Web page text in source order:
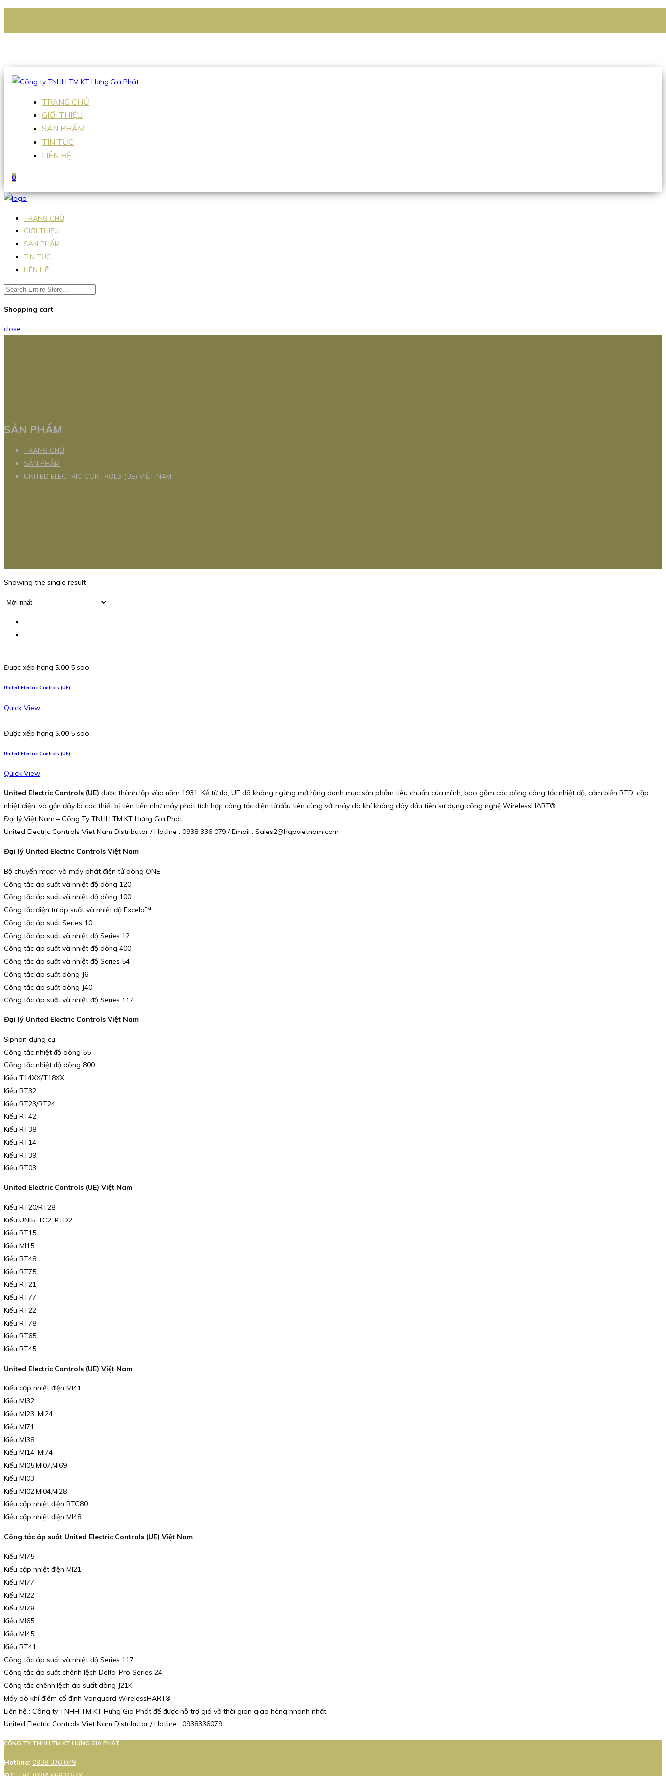
Hotline:0938 336 079
TRANG CHỦ
GIỚI THIỆU
SẢN PHẨM
TIN TỨC
LIÊN HỆ
0
TRANG CHỦ
GIỚI THIỆU
SẢN PHẨM
TIN TỨC
LIÊN HỆ
Shopping cart
close
SẢN PHẨM
TRANG CHỦ
SẢN PHẨM
UNITED ELECTRIC CONTROLS (UE) VIỆT NAM
Showing the single result
Được xếp hạng 5.00 5 sao
United Electric Controls (UE)
Quick View
Được xếp hạng 5.00 5 sao
United Electric Controls (UE)
Quick View
United Electric Controls (UE) được thành lập vào năm 1931. Kể từ đó, UE đã không ngừng mở rộng danh mục sản phẩm tiêu chuẩn của mình, bao gồm các dòng công tắc nhiệt độ, cảm biến RTD, cặp
nhiệt điện, và gần đây là các thiết bị tiên tiến như máy phát tích hợp công tắc điện tử đầu tiên cùng với máy dò khí không dây đầu tiên sử dụng công nghệ WirelessHART®.
Đại lý Việt Nam – Công Ty TNHH TM KT Hưng Gia Phát
United Electric Controls Viet Nam Distributor / Hotline : 0938 336 079 / Email : Sales2@hgpvietnam.com
Đại lý United Electric Controls Việt Nam
Bộ chuyển mạch và máy phát điện tử dòng ONE
Công tắc áp suất và nhiệt độ dòng 120
Công tắc áp suất và nhiệt độ dòng 100
Công tắc điện tử áp suất và nhiệt độ Excela™
Công tắc áp suất Series 10
Công tắc áp suất và nhiệt độ Series 12
Công tắc áp suất và nhiệt độ dòng 400
Công tắc áp suất và nhiệt độ Series 54
Công tắc áp suất dòng J6
Công tắc áp suất dòng J40
Công tắc áp suất và nhiệt độ Series 117
Đại lý United Electric Controls Việt Nam
Siphon dụng cụ
Công tắc nhiệt độ dòng 55
Công tắc nhiệt độ dòng 800
Kiểu T14XX/T18XX
Kiểu RT32
Kiểu RT23/RT24
Kiểu RT42
Kiểu RT38
Kiểu RT14
Kiểu RT39
Kiểu RT03
United Electric Controls (UE) Việt Nam
Kiểu RT20/RT28
Kiểu UNI5-,TC2, RTD2
Kiểu RT15
Kiểu MI15
Kiểu RT48
Kiểu RT75
Kiểu RT21
Kiểu RT77
Kiểu RT22
Kiểu RT78
Kiểu RT65
Kiểu RT45
United Electric Controls (UE) Việt Nam
Kiểu cặp nhiệt điện MI41
Kiểu MI32
Kiểu MI23, MI24
Kiểu MI71
Kiểu MI38
Kiểu MI14, MI74
Kiểu MI05,MI07,MI69
Kiểu MI03
Kiểu MI02,MI04,MI28
Kiểu cặp nhiệt điện BTC80
Kiểu cặp nhiệt điện MI48
Công tắc áp suất United Electric Controls (UE) Việt Nam
Kiểu MI75
Kiểu cặp nhiệt điện MI21
Kiểu MI77
Kiểu MI22
Kiểu MI78
Kiểu MI65
Kiểu MI45
Kiểu RT41
Công tắc áp suất và nhiệt độ Series 117
Công tắc áp suất chênh lệch Delta-Pro Series 24
Công tắc chênh lệch áp suất dòng J21K
Máy dò khí điểm cố định Vanguard WirelessHART®
Liên hệ : Công ty TNHH TM KT Hưng Gia Phát để được hỗ trợ giá và thời gian giao hàng nhanh nhất.
United Electric Controls Viet Nam Distributor / Hotline : 0938336079
CÔNG TY TNHH TM KT HƯNG GIA PHÁT
Hotline: 0938 336 079